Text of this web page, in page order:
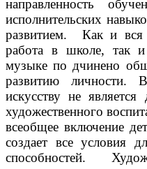
направленность
исполнительских
развитием. Как и вся
работа в школе, так и
музыке по дчинено
развитию личности.
искусству не
художественного
всеобщее включение
создает все условия
способностей.